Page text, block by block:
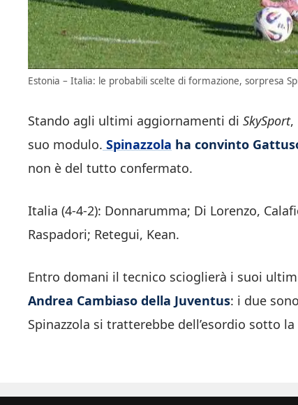
Estonia – Italia: le probabili scelte di formazione, sorpresa
Stando agli ultimi aggiornamenti di SkySport,
suo modulo. Spinazzola ha convinto
non è del tutto confermato.
Italia (4-4-2): Donnarumma; Di Lorenzo,
Raspadori; Retegui, Kean.
Entro domani il tecnico scioglierà i suoi
Andrea Cambiaso della Juventus: i due
Spinazzola si tratterebbe dell’esordio sotto